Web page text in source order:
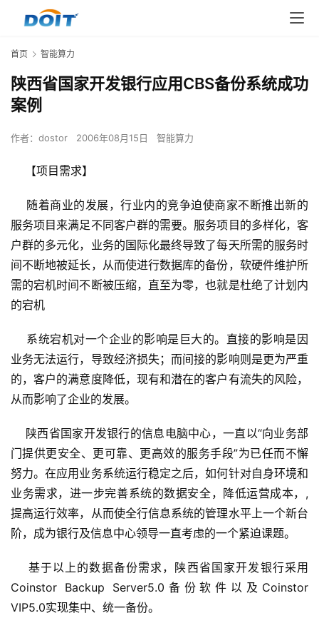
首页 智能算力
陕西省国家开发银行应用CBS备份系统成功
案例
作者： dostor 2006年08月15日 智能算力
【项目需求】
随着商业的发展，行业内的竞争迫使商家不断推出新的
服务项目来满足不同客户群的需要。服务项目的多样化，客
户群的多元化，业务的国际化最终导致了每天所需的服务时
间不断地被延长，从而使进行数据库的备份，软硬件维护所
需的宕机时间不断被压缩，直至为零，也就是杜绝了计划内
的宕机
系统宕机对一个企业的影响是巨大的。直接的影响是因
业务无法运行，导致经济损失；而间接的影响则是更为严重
的，客户的满意度降低，现有和潜在的客户有流失的风险，
从而影响了企业的发展。
陕西省国家开发银行的信息电脑中心，一直以“向业务部
门提供更安全、更可靠、更高效的服务手段”为已任而不懈
努力。在应用业务系统运行稳定之后，如何针对自身环境和
业务需求，进一步完善系统的数据安全，降低运营成本，,
提高运行效率，从而使全行信息系统的管理水平上一个新台
阶，成为银行及信息中心领导一直考虑的一个紧迫课题。
基于以上的数据备份需求，陕西省国家开发银行采用
Coinstor Backup Server5.0备份软件以及Coinstor
VIP5.0实现集中、统一备份。